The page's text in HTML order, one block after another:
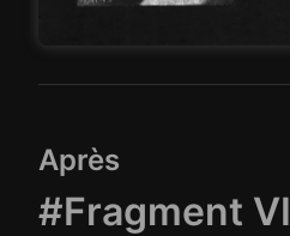
Après
#Fragment VI